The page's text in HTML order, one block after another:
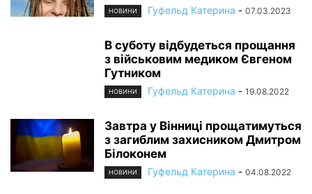
НОВИНИ Гуфельд Катерина - 07.03.2023
В суботу відбудеться прощання
з військовим медиком Євгеном
Гутником
НОВИНИ Гуфельд Катерина - 19.08.2022
Завтра у Вінниці прощатимуться
з загиблим захисником Дмитром
Білоконем
НОВИНИ Гуфельд Катерина - 04.08.2022